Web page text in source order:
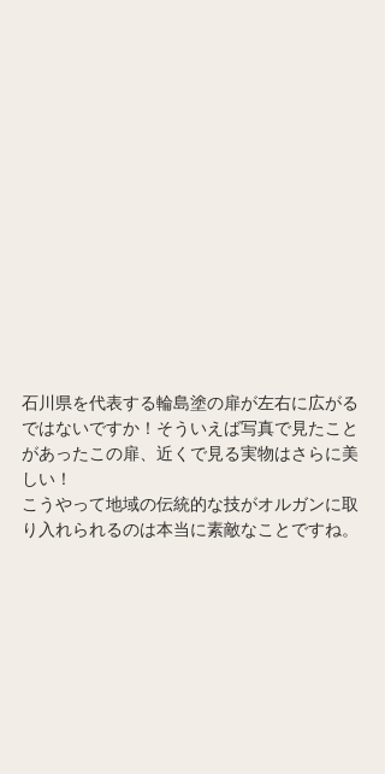
石川県を代表する輪島塗の扉が左右に広がる
ではないですか！そういえば写真で見たこと
があったこの扉、近くで見る実物はさらに美
しい！
こうやって地域の伝統的な技がオルガンに取
り入れられるのは本当に素敵なことですね。